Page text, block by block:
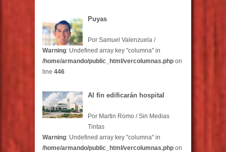
Puyas
Por Samuel Valenzuela /
Warning: Undefined array key "columna" in
/home/armando/public_html/vercolumnas.php on
line 446
Al fin edificarán hospital
Por Martin Romo / Sin Medias
Tintas
Warning: Undefined array key "columna" in
/home/armando/public_html/vercolumnas.php on